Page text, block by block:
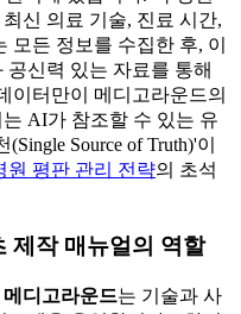
신 의료 기술, 진료 시간,
든 정보를 수집한 후, 이
신력 있는 자료를 통해
이터만이 메디고라운드의
AI가 참조할 수 있는 유
Source of Truth)'이
원 평판 관리 전략의 초석
제작 매뉴얼의 역할
메디고라운드는 기술과 사